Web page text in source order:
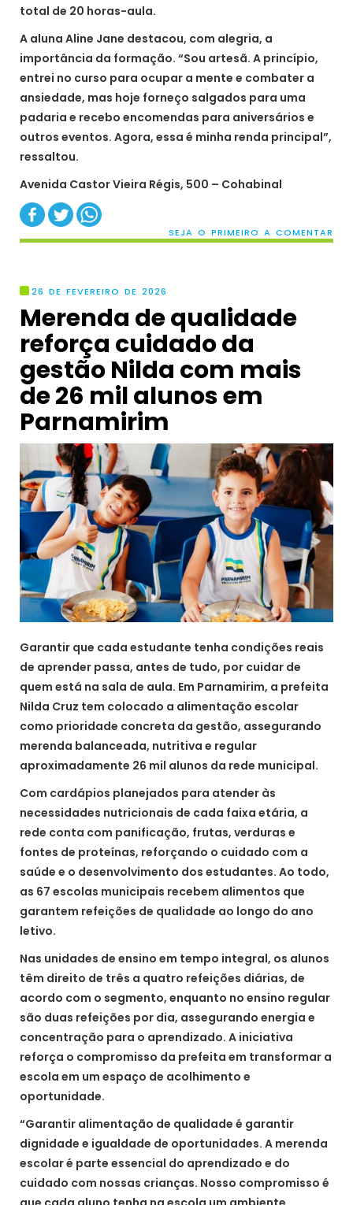
total de 20 horas-aula.
A aluna Aline Jane destacou, com alegria, a
importância da formação. “Sou artesã. A princípio,
entrei no curso para ocupar a mente e combater a
ansiedade, mas hoje forneço salgados para uma
padaria e recebo encomendas para aniversários e
outros eventos. Agora, essa é minha renda principal”,
ressaltou.
Avenida Castor Vieira Régis, 500 – Cohabinal
SEJA O PRIMEIRO A COMENTAR
26 DE FEVEREIRO DE 2026
Merenda de qualidade
reforça cuidado da
gestão Nilda com mais
de 26 mil alunos em
Parnamirim
Garantir que cada estudante tenha condições reais
de aprender passa, antes de tudo, por cuidar de
quem está na sala de aula. Em Parnamirim, a prefeita
Nilda Cruz tem colocado a alimentação escolar
como prioridade concreta da gestão, assegurando
merenda balanceada, nutritiva e regular
aproximadamente 26 mil alunos da rede municipal.
Com cardápios planejados para atender às
necessidades nutricionais de cada faixa etária, a
rede conta com panificação, frutas, verduras e
fontes de proteínas, reforçando o cuidado com a
saúde e o desenvolvimento dos estudantes. Ao todo,
as 67 escolas municipais recebem alimentos que
garantem refeições de qualidade ao longo do ano
letivo.
Nas unidades de ensino em tempo integral, os alunos
têm direito de três a quatro refeições diárias, de
acordo com o segmento, enquanto no ensino regular
são duas refeições por dia, assegurando energia e
concentração para o aprendizado. A iniciativa
reforça o compromisso da prefeita em transformar a
escola em um espaço de acolhimento e
oportunidade.
“Garantir alimentação de qualidade é garantir
dignidade e igualdade de oportunidades. A merenda
escolar é parte essencial do aprendizado e do
cuidado com nossas crianças. Nosso compromisso é